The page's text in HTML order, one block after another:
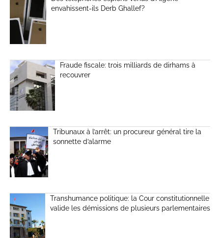
envahissent-ils Derb Ghallef?
Fraude fiscale: trois milliards de dirhams à
recouvrer
Tribunaux à l’arrêt: un procureur général tire la
sonnette d’alarme
Transhumance politique: la Cour constitutionnelle
valide les démissions de plusieurs parlementaires